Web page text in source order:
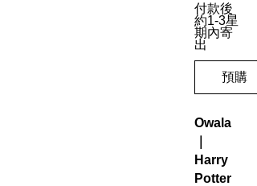
付款後
約1-3星
期內寄
出
預購
Owala
Harry
Potter